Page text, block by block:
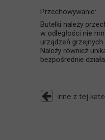
inne z tej
Przechowywanie:
Butelki należy
w odległości nie
urządzeń
Należy również
bezpośrednie